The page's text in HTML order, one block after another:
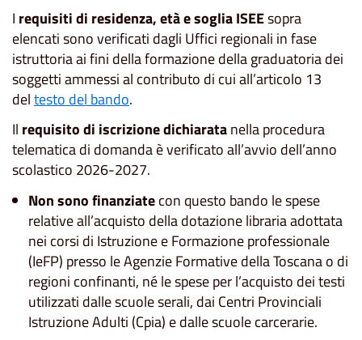
I requisiti di residenza, età e soglia ISEEsopra
elencati sono verificati dagli Uffici regionali in fase
istruttoria ai fini della formazione della graduatoria dei
soggetti ammessi al contributo di cui all’articolo 13
deltesto del bando.
Il requisito di iscrizione dichiaratanella procedura
telematica di domanda è verificato all’avvio dell’anno
scolastico 2026-2027.
Non sono finanziatecon questo bando le spese
relative all’acquisto della dotazione libraria adottata
nei corsi di Istruzione e Formazione professionale
(IeFP) presso le Agenzie Formative della Toscana o di
regioni confinanti, né le spese per l’acquisto dei testi
utilizzati dalle scuole serali, dai Centri Provinciali
Istruzione Adulti (Cpia) e dalle scuole carcerarie.